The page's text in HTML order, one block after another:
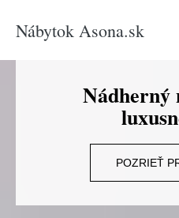
Nábytok Asona.sk
Nádherný
POZRIEŤ